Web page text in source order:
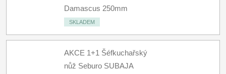
Damascus 250mm
SKLADEM
AKCE 1+1 Šéfkuchařský
nůž Seburo SUBAJA